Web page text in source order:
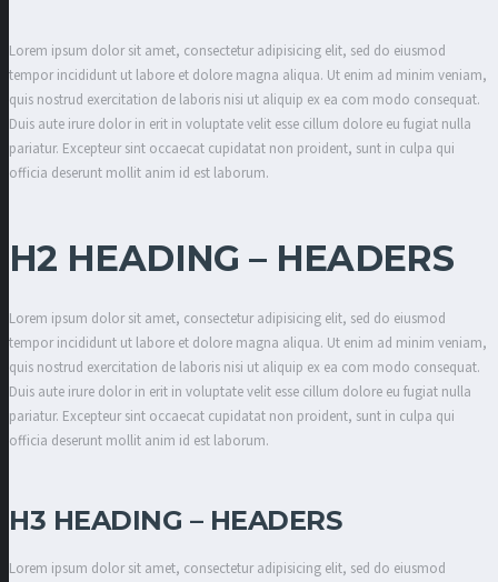
Lorem ipsum dolor sit amet, consectetur adipisicing elit, sed do eiusmod
tempor incididunt ut labore et dolore magna aliqua. Ut enim ad minim veniam,
quis nostrud exercitation de laboris nisi ut aliquip ex ea com modo consequat.
Duis aute irure dolor in erit in voluptate velit esse cillum dolore eu fugiat nulla
pariatur. Excepteur sint occaecat cupidatat non proident, sunt in culpa qui
officia deserunt mollit anim id est laborum.
H2 HEADING – HEADERS
Lorem ipsum dolor sit amet, consectetur adipisicing elit, sed do eiusmod
tempor incididunt ut labore et dolore magna aliqua. Ut enim ad minim veniam,
quis nostrud exercitation de laboris nisi ut aliquip ex ea com modo consequat.
Duis aute irure dolor in erit in voluptate velit esse cillum dolore eu fugiat nulla
pariatur. Excepteur sint occaecat cupidatat non proident, sunt in culpa qui
officia deserunt mollit anim id est laborum.
H3 HEADING – HEADERS
Lorem ipsum dolor sit amet, consectetur adipisicing elit, sed do eiusmod